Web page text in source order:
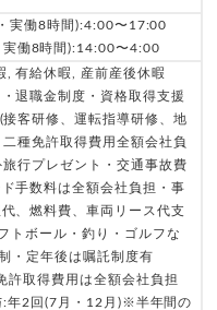
実働8時間):4:00〜17:00
実働8時間):14:00〜4:00
, 有給休暇, 産前産後休暇
・退職金制度・資格取得支援
客研修、運転指導研修、地
種免許取得費用全額会社負
行プレゼント・交通事故費
手数料は全額会社負担・事
、燃料費、車両リース代支
トボール・釣り・ゴルフな
・定年後は嘱託制度有
許取得費用は全額会社負担
:年2回(7月・12月)※半年間の